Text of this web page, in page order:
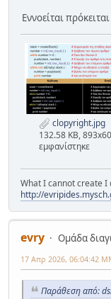
Εννοείται
clopyright.jpg
132.58 KB,
εμφανίστηκε
What I cannot create I
http://
evry
Ομάδα
17 Απρ 2026, 06:04:42
Παράθεση από: